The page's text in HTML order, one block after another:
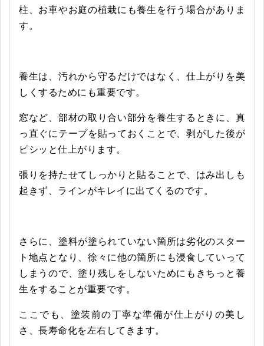
柱、お車やお庭の植栽にも養生を行う場合がありま
す。
養生は、汚れから守るだけではなく、仕上がりを美
しくするためにも重要です。
窓など、部材の取り合い部分を養生するときに、真
っ直ぐにテープを貼っておくことで、剥がした後が
ピシッと仕上がります。
張りを持たせてしっかりと貼ることで、はみ出しも
起きず、ラインがキレイに出てくるのです。
さらに、塗料が塗られていない箇所は劣化のスター
ト地点となり、徐々に他の箇所にも浸食していって
しまうので、塗り残しをしないためにもきちっと養
生をすることが重要です。
ここでも、塗装前の丁寧な準備が仕上がりの美し
さ、長寿命化を左右してきます。